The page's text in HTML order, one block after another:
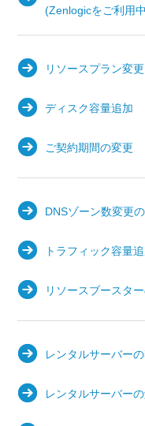
(Zenlogicをご利用
リソースプラン変更
ディスク容量追加
ご契約期間の変更
DNSゾーン数変更
トラフィック容量
リソースブースタ
レンタルサーバー
レンタルサーバー